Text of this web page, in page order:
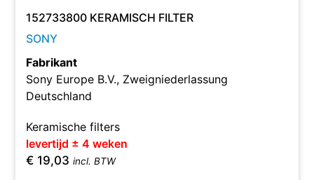
152733800 KERAMISCH FILTER
SONY
Fabrikant
Sony Europe B.V., Zweigniederlassung
Deutschland
Keramische filters
levertijd ± 4 weken
€ 19,03 incl. BTW